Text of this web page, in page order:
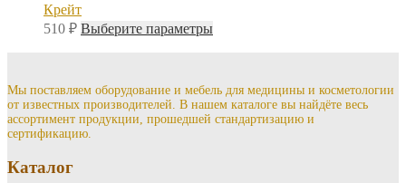
Крейт
510 ₽ Выберите параметрыЭтот
вариаций.
Опции
можно
Мы поставляем оборудование и мебель для медицины и косметологии
от известных производителей. В нашем каталоге вы найдёте весь
ассортимент продукции, прошедшей стандартизацию и
сертификацию.
Каталог